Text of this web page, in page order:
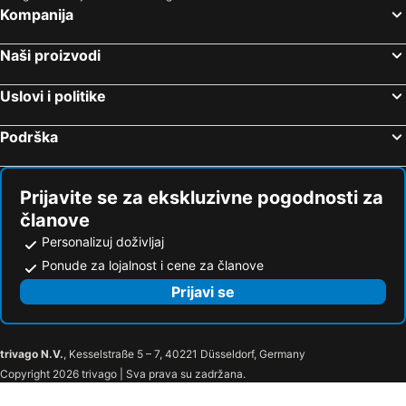
Hyatt Regency Hong Kong, Tsim Sha Tsui
Modern
ibis Hong Kong North Point
The Royal Pacific Hotel & Towers
Conrad Hong Kong
Summit View Kowloon
Hongkong Golden Coast Hotel
Toronto Holidays
Kompanija
Naši proizvodi
Uslovi i politike
Podrška
Prijavite se za ekskluzivne pogodnosti za
članove
Personalizuj doživljaj
Ponude za lojalnost i cene za članove
Prijavi se
trivago N.V., Kesselstraße 5 – 7, 40221 Düsseldorf, Germany
Copyright 2026 trivago | Sva prava su zadržana.